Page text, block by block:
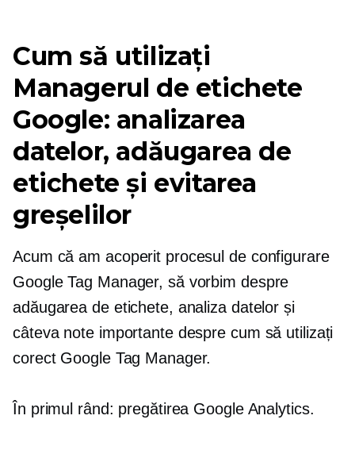
Cum să utilizați
Managerul de etichete
Google: analizarea
datelor, adăugarea de
etichete și evitarea
greșelilor
Acum că am acoperit procesul de configurare
Google Tag Manager, să vorbim despre
adăugarea de etichete, analiza datelor și
câteva note importante despre cum să utilizați
corect Google Tag Manager.
În primul rând: pregătirea Google Analytics.